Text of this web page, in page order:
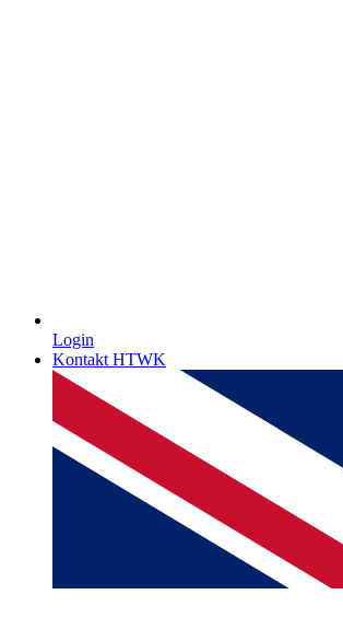
Login
Kontakt HTWK